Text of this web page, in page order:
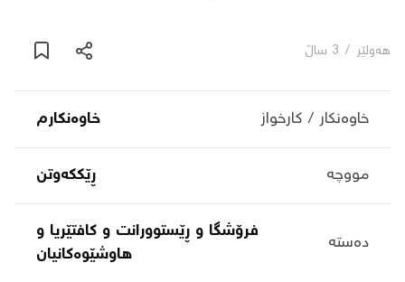
شۆپەکان
عربی
هەولێر / 3 ساڵ
خاوەنکار / کارخواز خاوەنکارم
مووچە ڕێککەوتن
دەستە
فرۆشگا و ڕێستوورانت و کافتێریا و
هاوشێوەکانیان